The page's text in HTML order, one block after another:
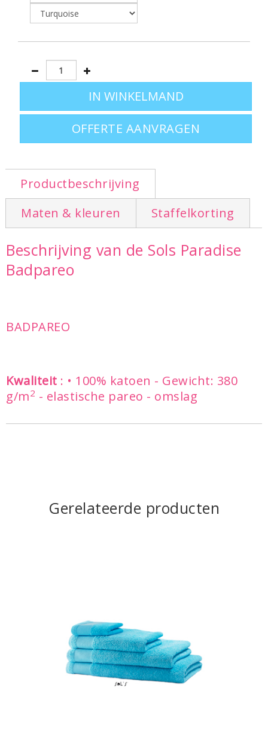
OFFERTE AANVRAGEN
Productbeschrijving
Maten & kleuren
Staffelkorting
Beschrijving van de Sols Paradise
Badpareo
BADPAREO
Kwaliteit : • 100% katoen - Gewicht: 380
g/m2 - elastische pareo - omslag
Gerelateerde producten